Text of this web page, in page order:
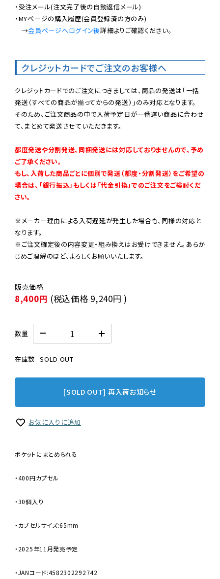
・受注メール(注文完了後の自動返信メール)
・MYページの購入履歴(会員登録済の方のみ)
→会員ページへログイン後詳細よりご確認ください。
クレジットカードでご注文のお客様へ
クレジットカードでのご注文につきましては、商品の発送は「一括
発送（すべての商品が揃ってからの発送）」のみ対応となります。
そのため、ご注文商品の中で入荷予定日が一番遅い商品に合わせ
て、まとめて発送させていただきます。
都度発送や分割発送、同梱発送には対応しておりませんので、予め
ご了承ください。
もし、入荷した商品ごとに個別で発送（都度・分割発送）をご希望の
場合は、「銀行振込」もしくは「代金引換」でのご注文をご検討くだ
さい。
※メーカー理由による入荷遅延が発生した場合も、同様の対応と
なります。
※ご注文確定後の内容変更・組み換えはお受けできません。あらか
じめご理解のほど、よろしくお願いいたします。
8,400円 (税込価格 9,240円 )
数量
在庫数 SOLD OUT
[SOLD OUT] 再入荷お知らせ
お気に入りに追加
ポケットにまとめられる
・400円カプセル
・30個入り
・カプセルサイズ:65mm
・2025年11月発売予定
・JANコード:4582302292742